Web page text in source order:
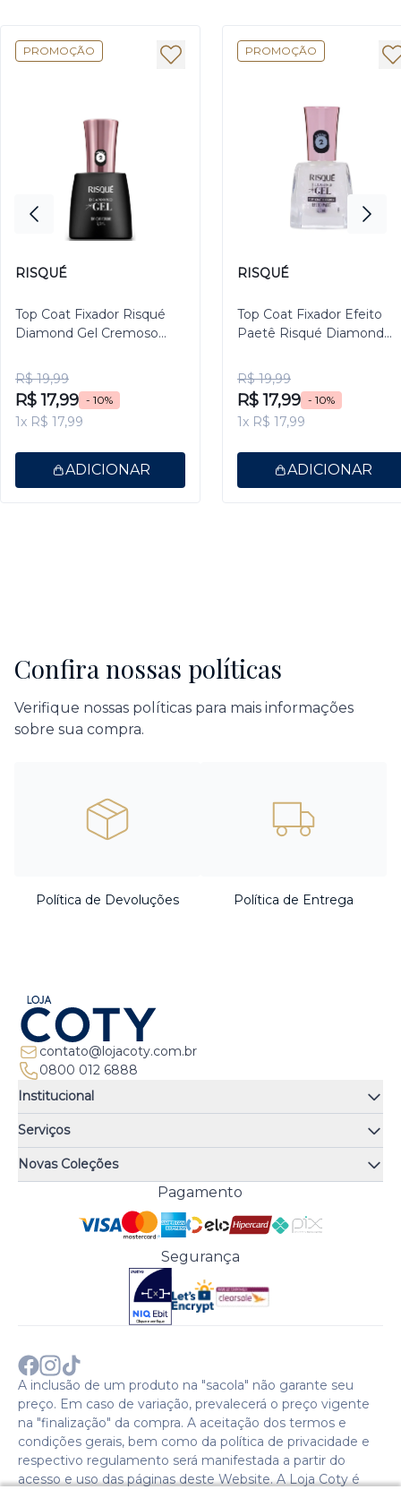
PROMOÇÃO
RISQUÉ
Top Coat Fixador Risqué
Diamond Gel Cremoso
R$ 19,99
R$ 17,99 - 10%
1x R$ 17,99
ADICIONAR
PROMOÇÃO
RISQUÉ
Top Coat Fixador Efeito
Paetê Risqué Diamond
R$ 19,99
R$ 17,99 - 10%
1x R$ 17,99
ADICIONAR
Confira nossas políticas
Verifique nossas políticas para mais informações
sobre sua compra.
Política de Devoluções Política de Entrega
contato@lojacoty.com.br
0800 012 6888
Institucional
Quem somos
Quiz de fragrâncias
Trocas e Devoluções
Troque Fácil
Perguntas Frequentes
Política de Pagamento
Política de Entrega
Política de Privacidade
Comprar com CNPJ?
Sobre a COTY no mundo
Serviços
Atendimento
Meus Pedidos
Trabalhe Conosco
Preferências de Cookies
Novas Coleções
Cenoura & Bronze
Pagamento
Segurança
A inclusão de um produto na "sacola" não garante seu
preço. Em caso de variação, prevalecerá o preço vigente
na "finalização" da compra. A aceitação dos termos e
condições gerais, bem como da política de privacidade e
respectivo regulamento será manifestada a partir do
acesso e uso das páginas deste Website. A Loja Coty é